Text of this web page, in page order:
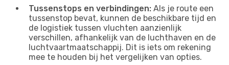
Tussenstops en verbindingen: Als je route een
tussenstop bevat, kunnen de beschikbare tijd en
de logistiek tussen vluchten aanzienlijk
verschillen, afhankelijk van de luchthaven en de
luchtvaartmaatschappij. Dit is iets om rekening
mee te houden bij het vergelijken van opties.